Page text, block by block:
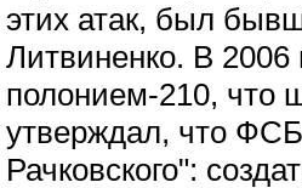
этих атак, был
Литвиненко. В 2006
полонием-210,
утверждал, что
Рачковского":